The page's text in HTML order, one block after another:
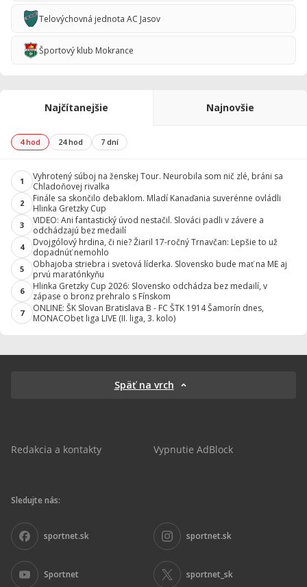
Telovýchovná jednota AC Jasov
Športový klub Mokrance
Najčítanejšie Najnovšie
4 hod 24 hod 7 dní
1
Vyhrotený súboj na ženskej Tour. Neurobila som nič zlé, bráni sa
Chladoňovej rivalka
2
Finále sa skončilo debaklom. Mladí Kanaďania suverénne ovládli
Hlinka Gretzky Cup
3
VIDEO: Ani fantastický úvod nestačil. Slováci padli v závere a
odchádzajú bez medailí
4
Dvojgólový hrdina, či nie? Žiaril 17-ročný Trnavčan: Lepšie to už
dopadnúť nemohlo
5
Obhajoba striebra i svetová líderka. Slovensko bude mať na ME aj
prvú maratónkyňu
6
Hlinka Gretzky Cup 2026: Slovensko odchádza bez medailí, v
zápase o bronz prehralo s Fínskom
7
ONLINE: ŠK Slovan Bratislava B - FC ŠTK 1914 Šamorín dnes,
MONACObet liga LIVE (II. liga, 3. kolo)
Späť na vrch
Redakcia a kontakty Vypnutie AdBlock
Sledujte nás:
sportnet.sk sportnet.sk
Sportnet sportnet_sk